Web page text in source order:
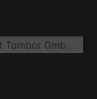
Gewerbegebiet Siemensstraße mit Tombor GmbH und Hartmann & König Stromzuführungs AG